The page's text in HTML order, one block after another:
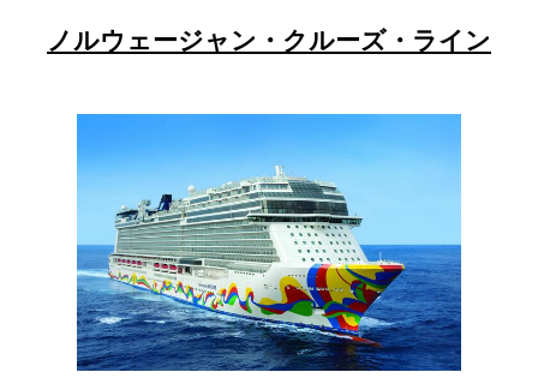
ノルウェージャン・クルーズ・ライン